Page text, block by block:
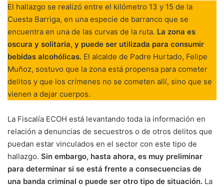
El hallazgo se realizó entre el kilómetro 13 y 15 de la
Cuesta Barriga, en una especie de barranco que se
encuentra en una de las curvas de la ruta. La zona es
oscura y solitaria, y puede ser utilizada para consumir
bebidas alcohólicas. El alcalde de Padre Hurtado, Felipe
Muñoz, sostuvo que la zona está propensa para cometer
delitos y que los crímenes no se cometen allí, sino que se
vienen a dejar cuerpos.
La Fiscalía ECOH está levantando toda la información en
relación a denuncias de secuestros o de otros delitos que
puedan estar vinculados en el sector con este tipo de
hallazgo. Sin embargo, hasta ahora, es muy preliminar
para determinar si se está frente a consecuencias de
una banda criminal o puede ser otro tipo de situación. La